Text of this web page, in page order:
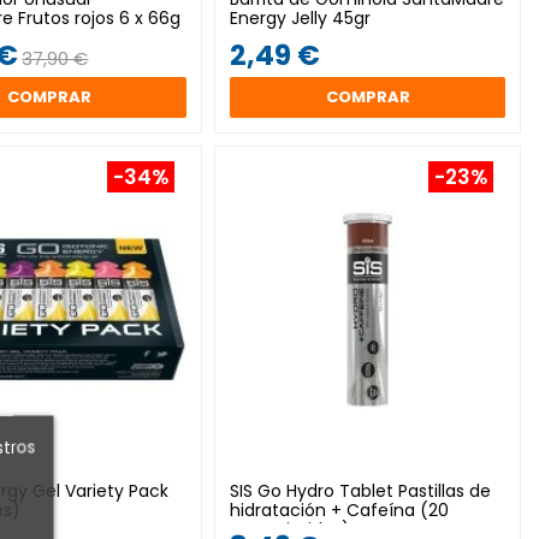
Frutos rojos 6 x 66g
37,90 €
COMPRAR
Energy Jelly 45gr
2,49 €
COMPRAR
-34%
Gel Variety Pack
-23%
SIS Go Hydro Tablet Pastillas de
hidratación + Cafeína (20
comprimidos)